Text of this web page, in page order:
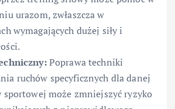
urazom, zwłaszcza w
wymagających dużej siły i
Poprawa techniki
ruchów specyficznych dla danej
sportowej może zmniejszyć ryzyko